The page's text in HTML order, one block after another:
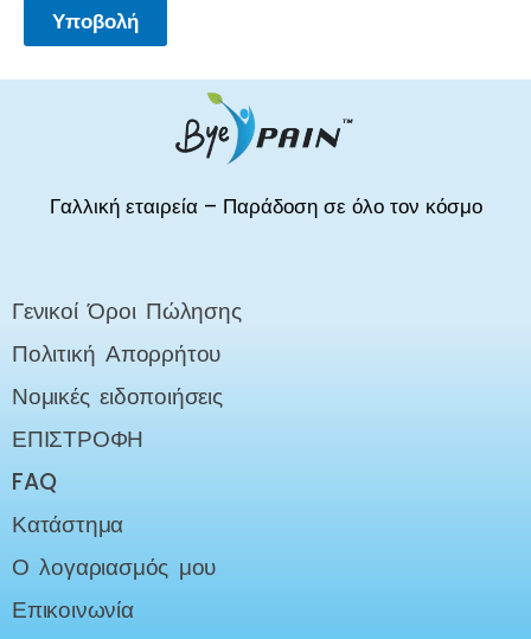
Γαλλική εταιρεία – Παράδοση σε όλο τον κόσμο
Γενικοί Όροι Πώλησης
Πολιτική Απορρήτου
Νομικές ειδοποιήσεις
ΕΠΙΣΤΡΟΦΗ
FAQ
Κατάστημα
Ο λογαριασμός μου
Επικοινωνία